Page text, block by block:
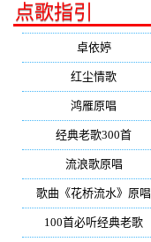
点歌指引
卓依婷(350)
红尘情歌
鸿雁原唱
经典老歌300首
流浪歌原唱
歌曲《花桥流水》原唱
100首必听经典老歌